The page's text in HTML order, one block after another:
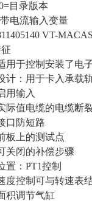
目录版本
电流输入变量
VT-
用于控制安装了电
计：用于卡入承载
用输入
际值电缆的电缆断
口防短路
板上的测试点
关闭的补偿步骤
置：PT1控制
度控制可与转速表
积调节气缸